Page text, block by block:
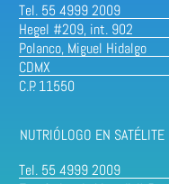
Tel. 55 4999 2009
Hegel #209, int. 902
Polanco, Miguel Hidalgo
CDMX
C.P. 11550
NUTRIÓLOGO EN SATÉLITE
Tel. 55 4999 2009